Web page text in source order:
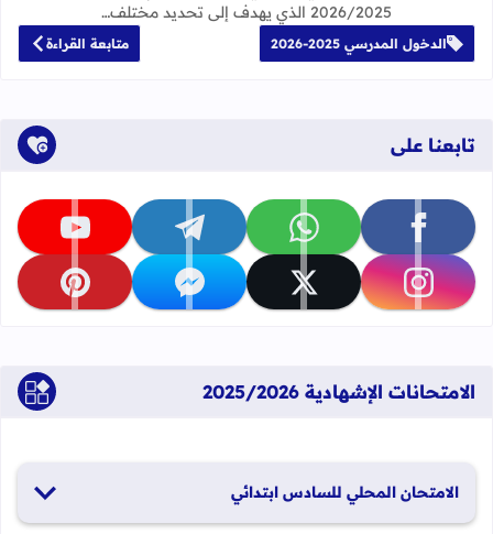
2026/2025 الذي يهدف إلى تحديد مختلف…
الدخول المدرسي 2025-2026 متابعة القراءة
تابعنا على
تابعنا على facebook تابعنا على whatsapp تابعنا على telegram تابعنا على youtube
تابعنا على instagram تابعنا على x تابعنا على messenger تابعنا على pinterest
الامتحانات الإشهادية 2025/2026
الامتحان المحلي للسادس ابتدائي